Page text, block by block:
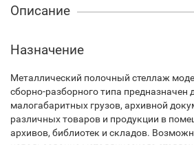
Описание
Назначение
Металлический полочный стеллаж
сборно-разборного типа предназначен
малогабаритных грузов, архивной
различных товаров и продукции в
архивов, библиотек и складов.